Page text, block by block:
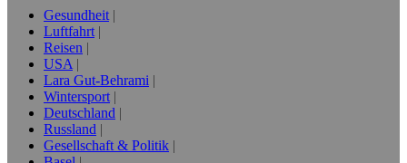
Gesundheit
Luftfahrt
Reisen
USA
Lara Gut-Behrami
Wintersport
Deutschland
Russland
Gesellschaft & Politik